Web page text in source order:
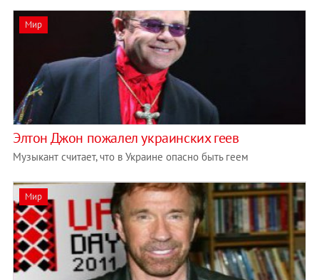
Мир
Элтон Джон пожалел украинских геев
Музыкант считает, что в Украине опасно быть геем
Мир